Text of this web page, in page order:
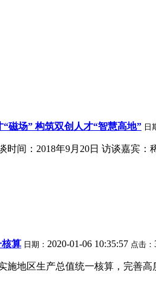
磁场” 构筑双创人才“智慧高地” 日
间：2018年9月20日 访谈嘉宾
核算 日期： 2020-01-06 10:35:57 点击：
地区生产总值统一核算，完善